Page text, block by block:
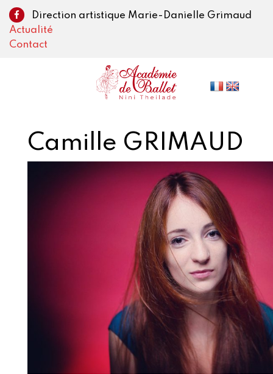
Direction artistique Marie-Danielle Grimaud
Actualité
Contact
Camille GRIMAUD